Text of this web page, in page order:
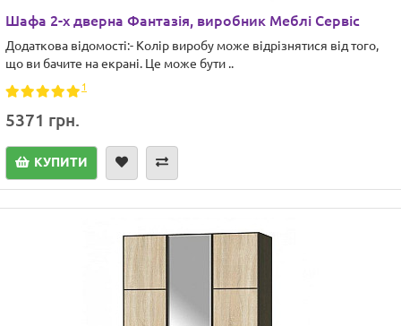
Шафа 2-х дверна Фантазія, виробник Меблі Сервіс
Додаткова відомості:- Колір виробу може відрізнятися від того,
що ви бачите на екрані. Це може бути ..
1
5371 грн.
КУПИТИ